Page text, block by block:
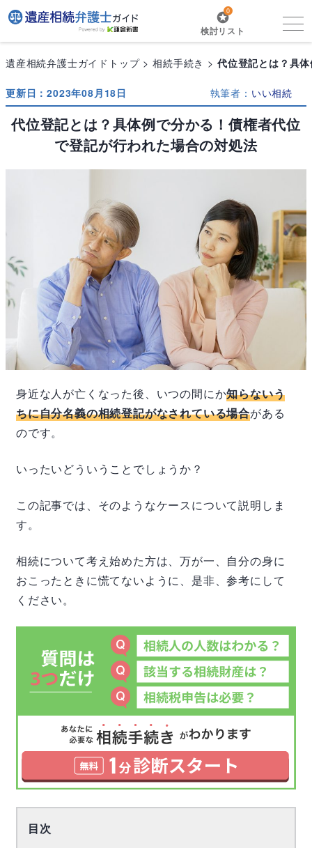
0
検討リスト
遺産相続弁護士ガイドトップ 相続手続き 代位登記とは？具
更新日：2023年08月18日 執筆者： いい相続
代位登記とは？具体例で分かる！債権者代位
で登記が行われた場合の対処法
身近な人が亡くなった後、いつの間にか知らないう
ちに自分名義の相続登記がなされている場合がある
のです。
いったいどういうことでしょうか？
この記事では、そのようなケースについて説明しま
す。
相続について考え始めた方は、万が一、自分の身に
おこったときに慌てないように、是非、参考にして
ください。
目次